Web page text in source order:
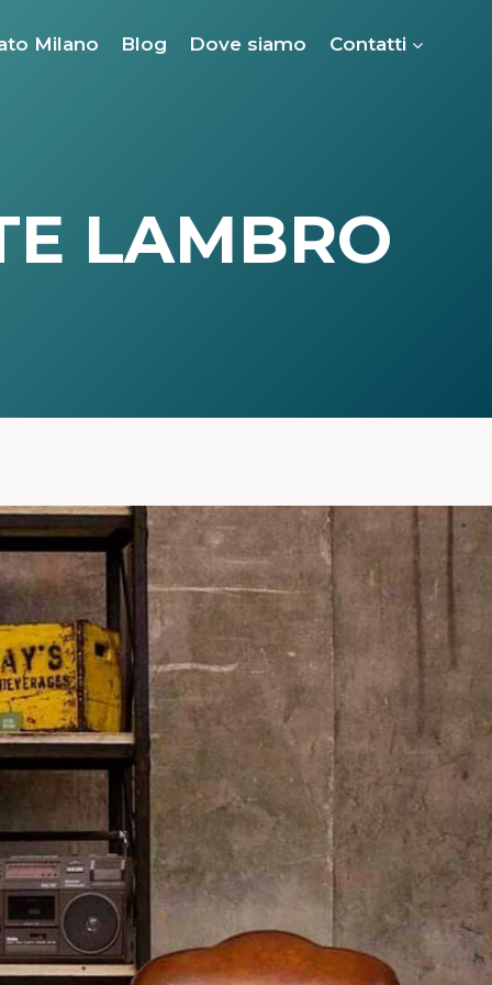
Milano Blog Dove siamo Contatti
LAMBRO